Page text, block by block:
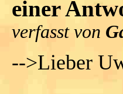
einer
verfasst von
-->Lieber